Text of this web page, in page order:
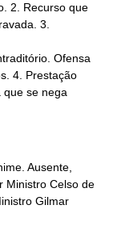
2. Recurso que
Ausente,
Ministro Celso de
Gilmar